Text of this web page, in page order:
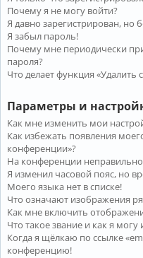
Почему я не могу войти?
Я давно зарегистрирован, но
Я забыл пароль!
Почему мне периодически
пароля?
Что делает функция «Удалить
Параметры и
Как мне изменить мои
Как избежать появления
конференции»?
На конференции
Я изменил часовой пояс, но
Моего языка нет в списке!
Что означают изображения
Как мне включить
Что такое звание и как я могу
Когда я щёлкаю по ссылке
конференцию!